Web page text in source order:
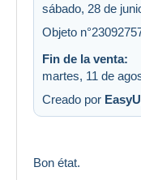
sábado, 28 de
Objeto
Fin de la venta:
martes, 11 de
Creado por
Bon état.